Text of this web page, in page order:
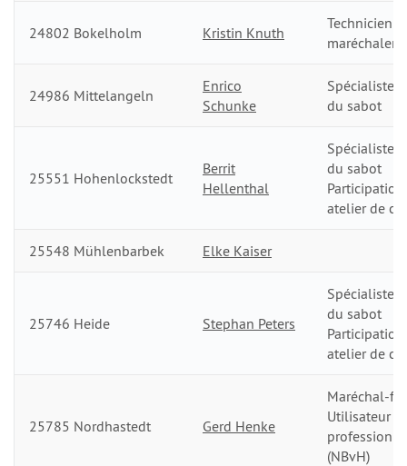
24802 Bokelholm Kristin Knuth
maréchalerie
24986 Mittelangeln
Enrico
Schunke
Spécialiste
du sabot
25551 Hohenlockstedt
Berrit
Hellenthal
Spécialiste
du sabot
atelier de
25548 Mühlenbarbek Elke Kaiser
25746 Heide Stephan Peters
Spécialiste
du sabot
atelier de
25785 Nordhastedt Gerd Henke
Maréchal-
Utilisateur
(NBvH)